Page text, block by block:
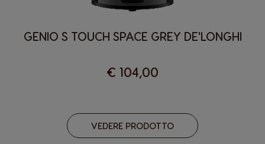
GENIO S TOUCH SPACE GREY DE'LONGHI
€ 104,00
VEDERE PRODOTTO